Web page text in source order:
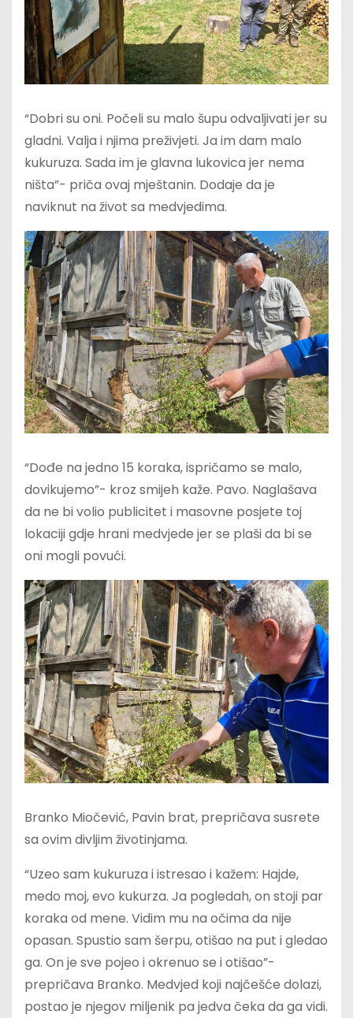
“Dobri su oni. Počeli su malo šupu odvaljivati jer su
gladni. Valja i njima preživjeti. Ja im dam malo
kukuruza. Sada im je glavna lukovica jer nema
ništa”- priča ovaj mještanin. Dodaje da je
naviknut na život sa medvjedima.
“Dođe na jedno 15 koraka, ispričamo se malo,
dovikujemo”- kroz smijeh kaže. Pavo. Naglašava
da ne bi volio publicitet i masovne posjete toj
lokaciji gdje hrani medvjede jer se plaši da bi se
oni mogli povući.
Branko Miočević, Pavin brat, prepričava susrete
sa ovim divljim životinjama.
“Uzeo sam kukuruza i istresao i kažem: Hajde,
medo moj, evo kukurza. Ja pogledah, on stoji par
koraka od mene. Vidim mu na očima da nije
opasan. Spustio sam šerpu, otišao na put i gledao
ga. On je sve pojeo i okrenuo se i otišao”-
prepričava Branko. Medvjed koji najčešće dolazi,
postao je njegov miljenik pa jedva čeka da ga vidi.